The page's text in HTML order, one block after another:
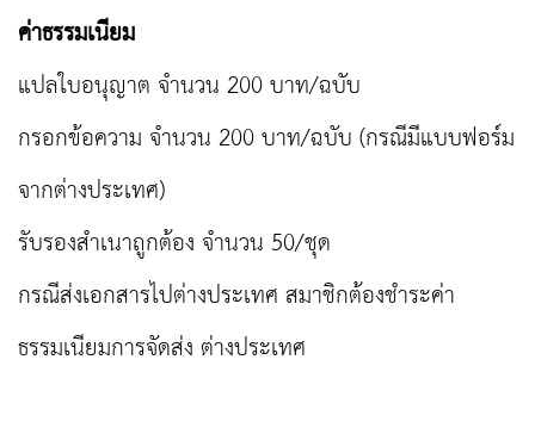
ค่าธรรมเนียม
แปลใบอนุญาต จำนวน 200 บาท/ฉบับ
กรอกข้อความ จำนวน 200 บาท/ฉบับ (กรณีมีแบบฟอร์ม
จากต่างประเทศ)
รับรองสำเนาถูกต้อง จำนวน 50/ชุด
กรณีส่งเอกสารไปต่างประเทศ สมาชิกต้องชำระค่า
ธรรมเนียมการจัดส่ง ต่างประเทศ